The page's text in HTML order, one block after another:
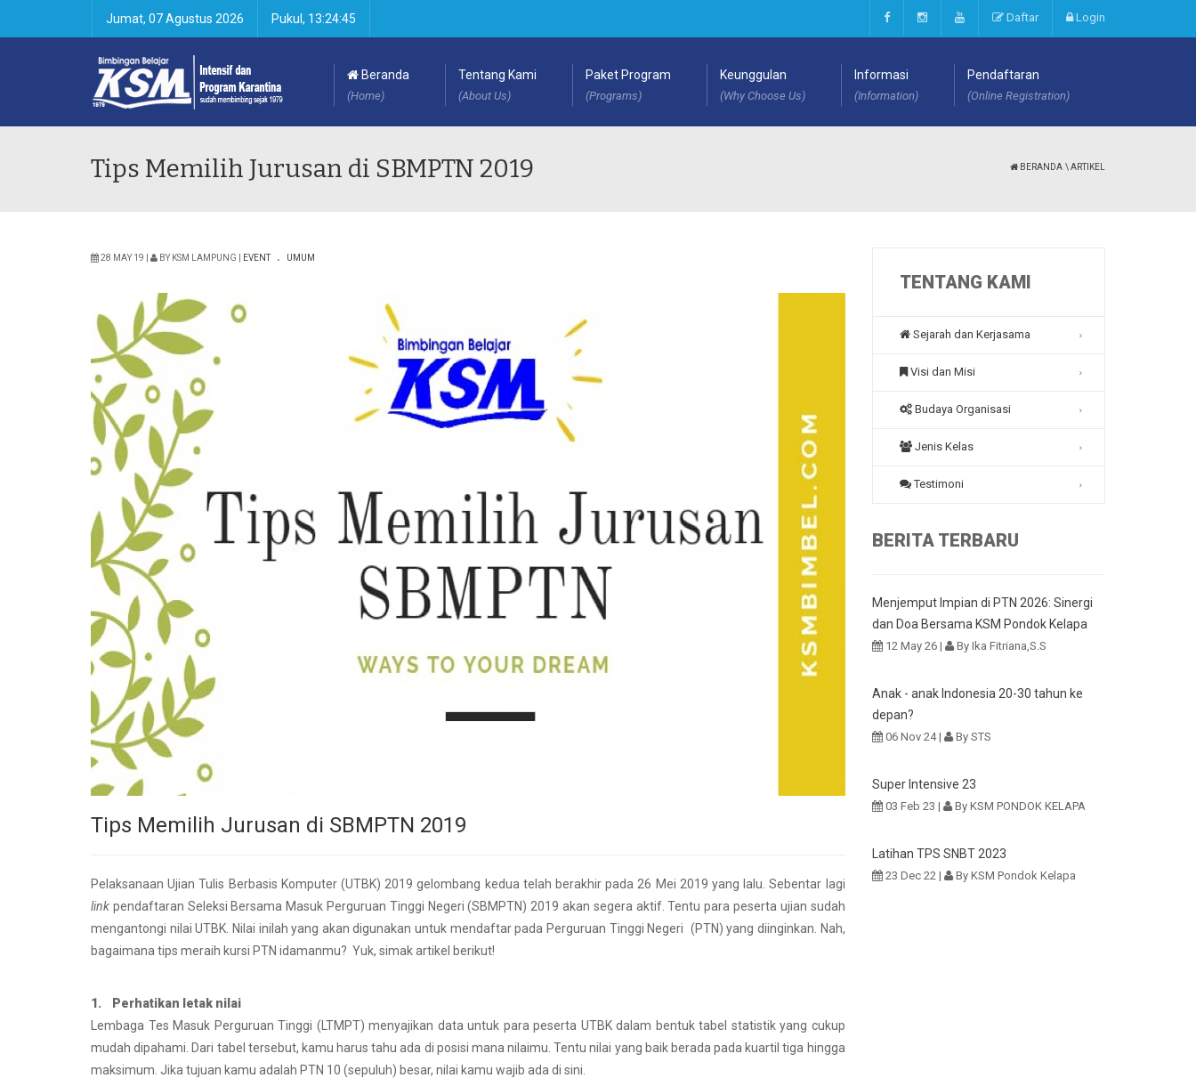
Jumat, 07 Agustus 2026 Pukul, 13:24:46 Daftar Login
Beranda
(Home)
Tentang Kami
(About Us)
Paket Program
(Programs)
Keunggulan
(Why Choose Us)
Informasi
(Information)
Pendaftaran
(Online Registration)
Tips Memilih Jurusan di SBMPTN 2019 BERANDA \ ARTIKEL
28 MAY 19 | BY KSM LAMPUNG | EVENT . UMUM
Tips Memilih Jurusan di SBMPTN 2019
Pelaksanaan Ujian Tulis Berbasis Komputer (UTBK) 2019 gelombang kedua telah berakhir pada 26 Mei 2019 yang lalu. Sebentar lagi
link pendaftaran Seleksi Bersama Masuk Perguruan Tinggi Negeri (SBMPTN) 2019 akan segera aktif. Tentu para peserta ujian sudah
mengantongi nilai UTBK. Nilai inilah yang akan digunakan untuk mendaftar pada Perguruan Tinggi Negeri (PTN) yang diinginkan. Nah,
bagaimana tips meraih kursi PTN idamanmu? Yuk, simak artikel berikut!
1. Perhatikan letak nilai
Lembaga Tes Masuk Perguruan Tinggi (LTMPT) menyajikan data untuk para peserta UTBK dalam bentuk tabel statistik yang cukup
mudah dipahami. Dari tabel tersebut, kamu harus tahu ada di posisi mana nilaimu. Tentu nilai yang baik berada pada kuartil tiga hingga
maksimum. Jika tujuan kamu adalah PTN 10 (sepuluh) besar, nilai kamu wajib ada di sini.
TENTANG KAMI
Sejarah dan Kerjasama
Visi dan Misi
Budaya Organisasi
Jenis Kelas
Testimoni
BERITA TERBARU
Menjemput Impian di PTN 2026: Sinergi
dan Doa Bersama KSM Pondok Kelapa
12 May 26 | By Ika Fitriana,S.S
Anak - anak Indonesia 20-30 tahun ke
depan?
06 Nov 24 | By STS
Super Intensive 23
03 Feb 23 | By KSM PONDOK KELAPA
Latihan TPS SNBT 2023
23 Dec 22 | By KSM Pondok Kelapa